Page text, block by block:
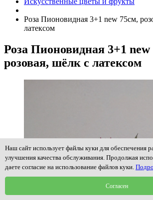
Роза Пионовидная 3+1 new 75см,
латексом
Роза Пионовидная 3+1 new
розовая, шёлк с латексом
Наш сайт использует файлы куки для обеспечения
улучшения качества обслуживания. Продолжая
даете согласие на использование файлов куки.
Согласен